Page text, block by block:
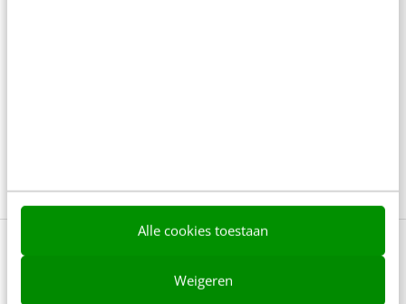
Alle cookies toestaan
Weigeren
Bekijk deze topics of volg ze via een